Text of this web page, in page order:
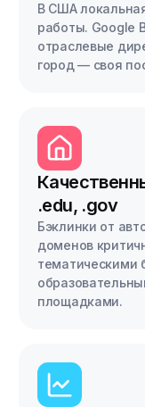
В США
работы. Google
отраслевые
город — своя
.edu, .gov
Бэклинки от
доменов
тематическими
площадками.